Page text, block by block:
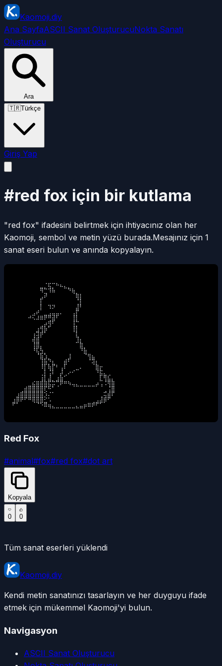
Kaomoji.diy
Ana SayfaASCII Sanat OluşturucuNokta Sanatı
Oluşturucu
Ara
🇹🇷Türkçe
Giriş Yap
#red fox için bir kutlama
"red fox" ifadesini belirtmek için ihtiyacınız olan her
Kaomoji, sembol ve metin yüzü burada.Mesajınız için 1
sanat eseri bulun ve anında kopyalayın.
⠀⠀⠀⠀⠀⠀⠀⣀⡈⢯⡉⠓⠦⣄⡀⠀⠀⠀⠀⠀⠀⠀⠀⠀⠀⠀
⠀⠀⠀⠀⠀⠀⠀⠻⣉⠹⠷⠀⠀⠀⠙⢷⡀⠀⠀⠀⠀⠀⠀⠀⠀⠀
⠀⠀⠀⠀⠀⠀⠀⣠⠞⠀⠀⠀⠀⠀⠀⠀⢿⡇⠀⠀⠀⠀⠀⠀⠀⠀
⠀⠀⠀⠀⠀⠀⠀⡇⠀⠀⠀⠀⠀⠀⠀⠀⢈⡇⠀⠀⠀⠀⠀⠀⠀⠀
⠀⠀⠀⠀⠀⠀⠀⡇⠀⠹⠝⠀⠀⠀⠀⠀⣼⠃⠀⠀⠀⠀⠀⠀⠀⠀
⠀⠀⠀⠀⠀⣠⠞⠀⣀⣠⣤⣤⠄⠀⠀⢠⡏⠀⠀⠀⠀⠀⠀⠀⠀⠀
⠀⠀⠀⠀⠚⠢⠼⠿⠟⢛⣾⠃⠀⠀⠀⢸⡇⠀⠀⠀⠀⠀⠀⠀⠀⠀
⠀⠀⠀⠀⠀⠀⠀⢀⡴⣻⠃⠀⠀⠀⠀⢸⡉⠀⠀⠀⠀⠀⠀⠀⠀⠀
⠀⠀⠀⠀⠀⠀⣰⢻⡷⠁⠀⠀⠀⠀⠀⢸⡇⠀⠀⠀⠀⠀⠀⠀⠀⠀
⠀⠀⠀⠀⠀⢰⢽⡟⠁⠀⠀⠀⠀⠀⠀⠀⣇⠀⠀⠀⠀⠀⠀⠀⠀⠀
⠀⠀⠀⠀⠀⢾⣿⠀⠀⠀⠀⠀⠀⠀⠀⠀⣸⡆⠀⠀⠀⠀⠀⠀⠀⠀
⠀⠀⠀⠀⠀⢸⣿⡄⠀⠀⠀⠀⠀⠀⠀⠀⠀⣿⡀⠀⠀⠀⠀⠀⠀⠀
⠀⠀⠀⠀⠀⠘⢧⣳⡀⠀⠀⠀⠀⠀⠀⠀⠀⠘⣷⠀⠀⠀⠀⠀⠀⠀
⠀⠀⠀⠀⠀⠀⠈⣷⣱⡀⠀⠀⠀⠀⣸⠀⠀⠀⠈⢻⣦⠀⠀⠀⠀⠀
⠀⠀⠀⠀⠀⠀⠀⢸⣷⡙⣆⠀⠀⣾⠃⠀⠀⠀⠀⠈⢽⡆⠀⠀⠀⠀
⠀⠀⠀⠀⠀⠀⠀⠸⡇⢷⡏⠃⢠⠇⠀⠀⣀⠄⠀⠀⠀⣿⡖⠀⠀⠀
⠀⠀⠀⠀⠀⠀⠀⢀⡇⢨⠇⠀⡼⢀⠔⠊⠀⠀⠀⠀⠀⠘⣯⣄⢀⠀
⠀⠀⠀⠀⠀⠀⠀⢰⡇⣼⡀⣰⣷⠁⠀⠀⠀⠀⠀⠀⠀⠀⣇⢻⣧⡄
⠀⠀⠀⠀⣀⣮⣿⣿⣿⣯⡭⢉⠟⠛⠳⢤⣄⣀⣀⣀⣀⡴⢠⠨⢻⣿
⠀⠀⢀⣾⣿⣿⣿⣿⢏⠓⠁⠀⠀⠀⠀⠀⠀⠀⠀⠀⠀⠀⠀⢀⢨⣿
⠀⣰⣿⣿⣿⣿⣿⣿⡱⠌⠁⠀⠀⠀⠀⠀⠀⠀⠀⠀⠀⠀⢀⢭⣾⠏
⣰⡿⠟⠋⠛⢿⣿⣿⣊⠡⠀⠀⠀⠀⠀⠀⠀⠀⠀⠀⢀⣠⣼⡿⠋⠀
⠋⠁⠀⠀⠀⠀⠈⠑⠿⢶⣄⣀⣀⣀⣀⣀⣄⣤⡶⠿⠟⠋⠁⠀⠀⠀
Red Fox
#animal#fox#red fox#dot art
Kopyala
0 0
Tüm sanat eserleri yüklendi
Kaomoji.diy
Kendi metin sanatınızı tasarlayın ve her duyguyu ifade
etmek için mükemmel Kaomoji'yi bulun.
Navigasyon
ASCII Sanat Oluşturucu